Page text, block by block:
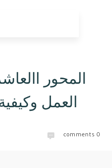
المحور
العمل
0
comments